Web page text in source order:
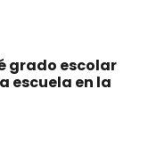
grado escolar
escuela en la